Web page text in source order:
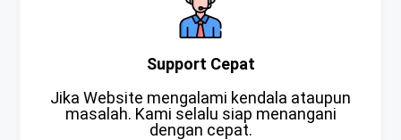
Support Cepat
Jika Website mengalami kendala ataupun
masalah. Kami selalu siap menangani
dengan cepat.